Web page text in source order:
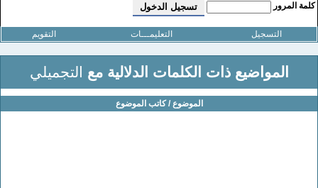
كلمة المرور
التسجيل التعليمـــات التقويم
المواضيع ذات الكلمات الدلالية مع التجميلي
الموضوع / كاتب الموضوع